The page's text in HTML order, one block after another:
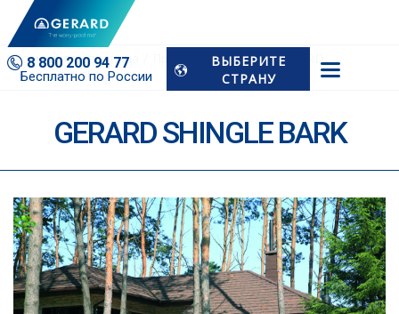
8 800 200 94 77
Бесплатно по России
ВЫБЕРИТЕ
СТРАНУ
Домашняя Страница
Примеры Проектов GERARD
GERARD Shingle Bark
GERARD SHINGLE BARK